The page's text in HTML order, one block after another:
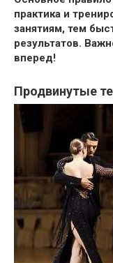
практика и
занятиям, тем
результатов.
вперед!
Продвинутые